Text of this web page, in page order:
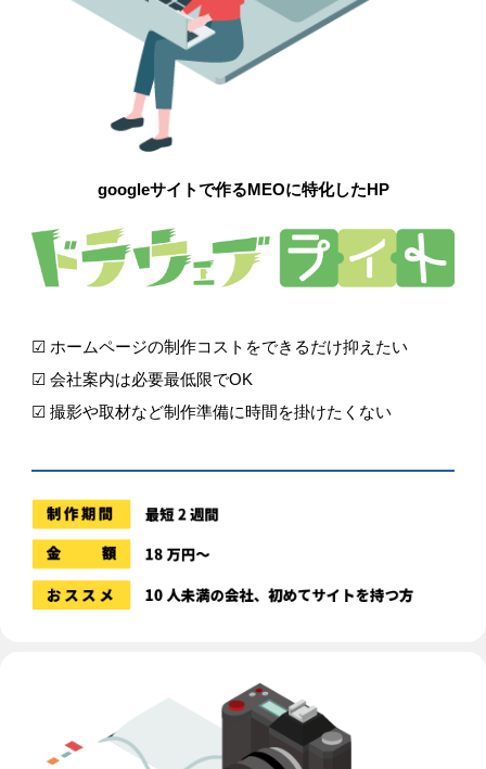
googleサイトで作るMEOに特化したHP
☑ ホームページの制作コストをできるだけ抑えたい
☑ 会社案内は必要最低限でOK
☑ 撮影や取材など制作準備に時間を掛けたくない